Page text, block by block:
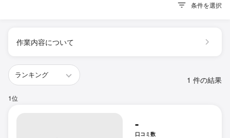
条件を選択
作業内容について
1 件の結果
1位
-
口コミ数